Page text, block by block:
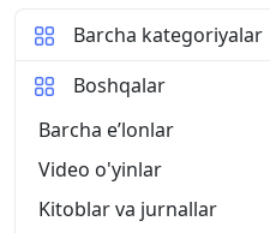
Barcha kategoriyalar
Boshqalar
Barcha eʼlonlar
Video o'yinlar
Kitoblar va jurnallar